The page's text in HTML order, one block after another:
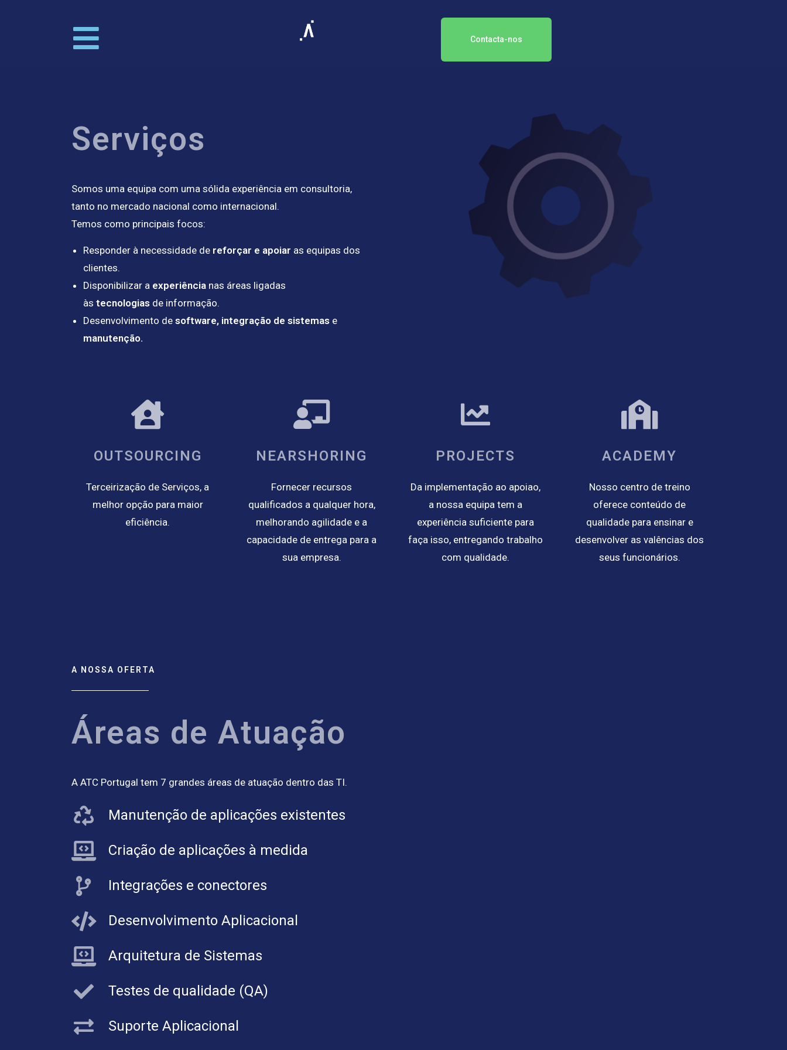
Contacta-nos
Serviços
Somos uma equipa com uma sólida experiência em consultoria,
tanto no mercado nacional como internacional.
Temos como principais focos:
Responder à necessidade de reforçar e apoiar as equipas dos
clientes.
Disponibilizar a experiência nas áreas ligadas
às tecnologias de informação.
Desenvolvimento de software, integração de sistemas e
manutenção.
OUTSOURCING
Terceirização de Serviços, a
melhor opção para maior
eficiência.
NEARSHORING
Fornecer recursos
qualificados a qualquer hora,
melhorando agilidade e a
capacidade de entrega para a
sua empresa.
PROJECTS
Da implementação ao apoiao,
a nossa equipa tem a
experiência suficiente para
faça isso, entregando trabalho
com qualidade.
ACADEMY
Nosso centro de treino
oferece conteúdo de
qualidade para ensinar e
desenvolver as valências dos
seus funcionários.
A NOSSA OFERTA
Áreas de Atuação
A ATC Portugal tem 7 grandes áreas de atuação dentro das TI.
Manutenção de aplicações existentes
Criação de aplicações à medida
Integrações e conectores
Desenvolvimento Aplicacional
Arquitetura de Sistemas
Testes de qualidade (QA)
Suporte Aplicacional